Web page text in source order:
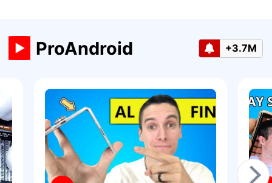
ProAndroid +3.7M